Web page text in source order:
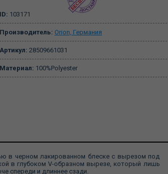
ID: 103171
Производитель: Orion, Германия
Артикул: 28509661031
Материал: 100%Polyester
в черном лакированном блеске с вырезом под
в глубоком V-образном вырезе, который лишь
спереди и длиннее сзади.